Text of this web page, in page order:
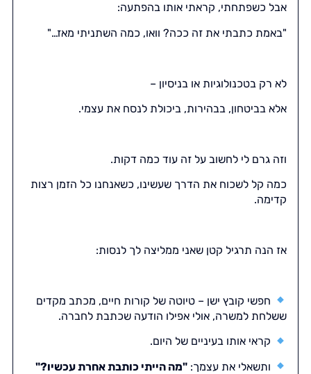
אבל כשפתחתי, קראתי אותו בהפתעה:
"באמת כתבתי את זה ככה? וואו, כמה השתניתי מאז…"
לא רק בטכנולוגיות או בניסיון –
אלא בביטחון, בבהירות, ביכולת לנסח את עצמי.
וזה גרם לי לחשוב על זה עוד כמה דקות.
כמה קל לשכוח את הדרך שעשינו, כשאנחנו כל הזמן רצות
קדימה.
אז הנה תרגיל קטן שאני ממליצה לך לנסות:
חפשי קובץ ישן – טיוטה של קורות חיים, מכתב מקדים
ששלחת למשרה, אולי אפילו הודעה שכתבת לחברה.
קראי אותו בעיניים של היום.
ותשאלי את עצמך: "מה הייתי כותבת אחרת עכשיו?"